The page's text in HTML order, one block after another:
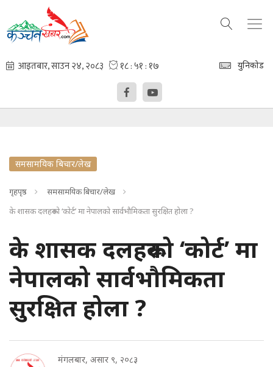
युनिकोड
समसामयिक बिचार/लेख
गृहपृष्ठ
समसामयिक बिचार/लेख
के शासक दलहरूको ‘कोर्ट’ मा नेपालको सार्वभौमिकता सुरक्षित होला ?
के शासक दलहरूको ‘कोर्ट’ मा
नेपालको सार्वभौमिकता
सुरक्षित होला ?
मंगलबार, असार ९, २०८३